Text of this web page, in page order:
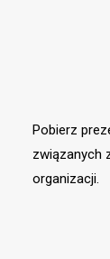
Pobierz
związanych
organizacji.